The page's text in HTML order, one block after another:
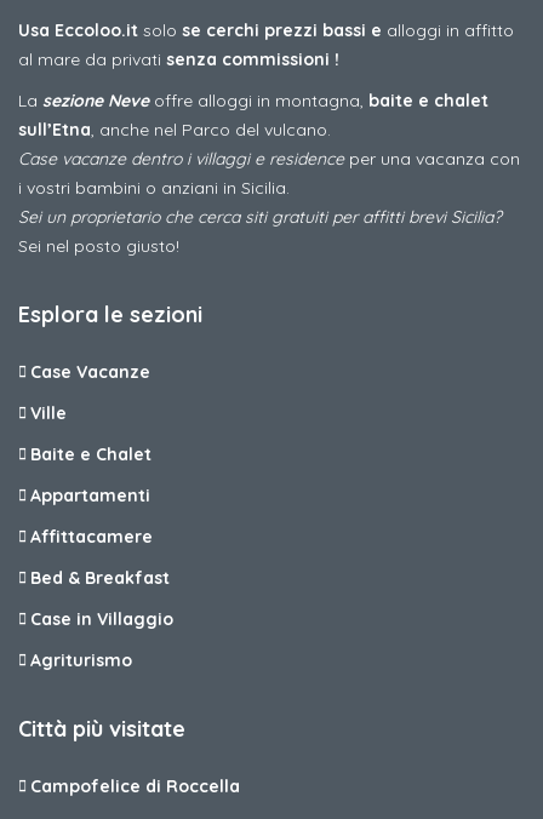
Usa Eccoloo.it solo se cerchi prezzi bassi e alloggi in affitto
al mare da privati senza commissioni !
La sezione Neveoffre alloggi in montagna, baite e chalet
sull’Etna, anche nel Parco del vulcano.
Case vacanze dentro i villaggi e residenceper una vacanza con
i vostri bambini o anziani in Sicilia.
Sei un proprietario che cerca siti gratuiti per affitti brevi Sicilia?
Sei nel posto giusto!
Esplora le sezioni
Case Vacanze
Ville
Baite e Chalet
Appartamenti
Affittacamere
Bed & Breakfast
Case in Villaggio
Agriturismo
Città più visitate
Campofelice di Roccella